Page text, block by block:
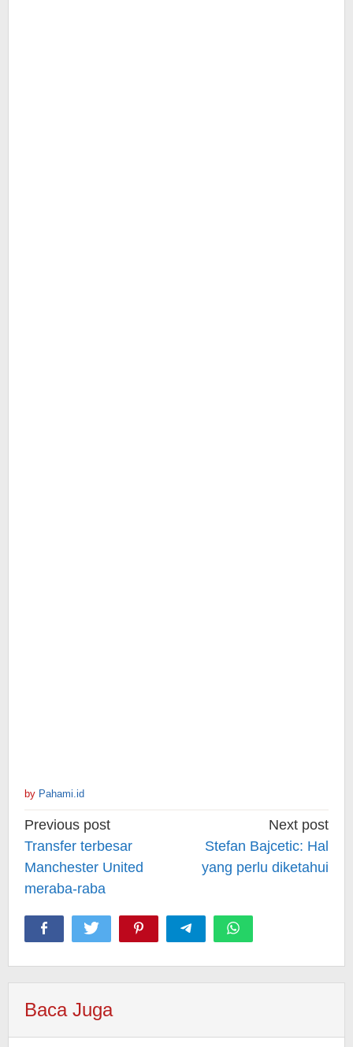
by Pahami.id
Post
navigation
Previous post
Transfer terbesar
Manchester United
meraba-raba
Next post
Stefan Bajcetic: Hal
yang perlu diketahui
Baca Juga